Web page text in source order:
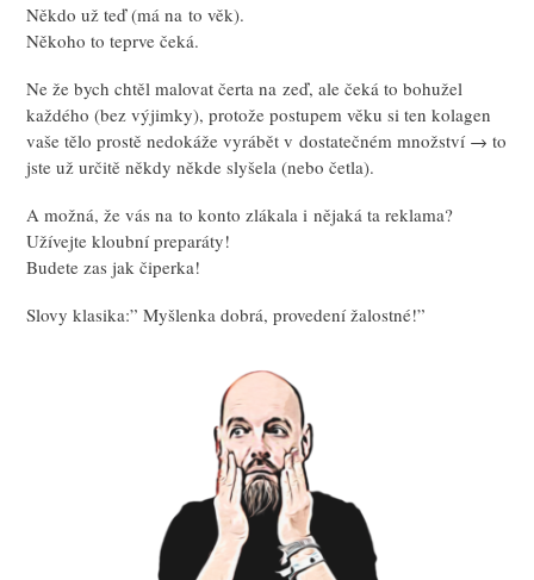
Někdo už teď (má na to věk).
Někoho to teprve čeká.
Ne že bych chtěl malovat čerta na zeď, ale čeká to bohužel
každého (bez výjimky), protože postupem věku si ten kolagen
vaše tělo prostě nedokáže vyrábět v dostatečném množství → to
jste už určitě někdy někde slyšela (nebo četla).
A možná, že vás na to konto zlákala i nějaká ta reklama?
Užívejte kloubní preparáty!
Budete zas jak čiperka!
Slovy klasika:” Myšlenka dobrá, provedení žalostné!”